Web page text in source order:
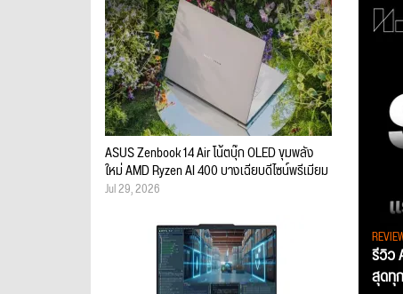
รีวิว
สุดทุ
ASUS Zenbook 14 Air โน้ตบุ๊ก OLED ขุมพลัง
ใหม่ AMD Ryzen AI 400 บางเฉียบดีไซน์พรีเมียม
Jul 29, 2026